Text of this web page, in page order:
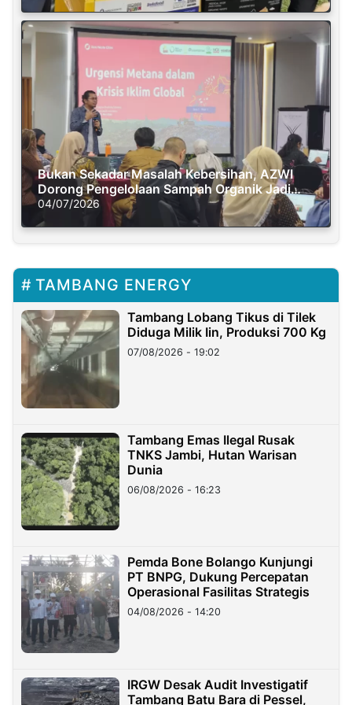
Bukan Sekadar Masalah Kebersihan, AZWI
Dorong Pengelolaan Sampah Organik Jadi
Solusi Krisis Iklim
04/07/2026
TAMBANG ENERGY
Tambang Lobang Tikus di Tilek
Diduga Milik Iin, Produksi 700 Kg
07/08/2026 - 19:02
Tambang Emas Ilegal Rusak
TNKS Jambi, Hutan Warisan
Dunia
06/08/2026 - 16:23
Pemda Bone Bolango Kunjungi
PT BNPG, Dukung Percepatan
Operasional Fasilitas Strategis
04/08/2026 - 14:20
IRGW Desak Audit Investigatif
Tambang Batu Bara di Pessel,